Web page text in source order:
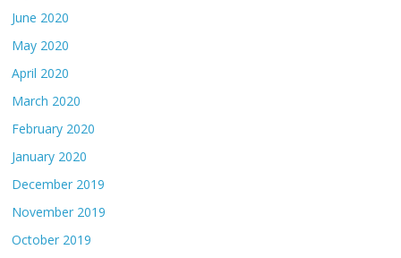
June 2020
May 2020
April 2020
March 2020
February 2020
January 2020
December 2019
November 2019
October 2019